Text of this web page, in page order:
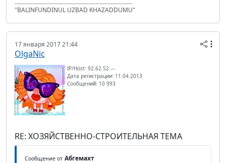
"BALINFUNDINUL UZBAD KHAZADDUMU"
17 января 2017 21:44
OlgaNic
IP/Host: 92.62.52.---
Дата регистрации: 11.04.2013
Сообщений: 10 993
RE: ХОЗЯЙСТВЕННО-СТРОИТЕЛЬНАЯ ТЕМА
Сообщение от Абгемахт